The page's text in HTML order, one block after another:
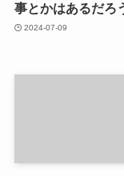
事とかはあるだろ
2024-07-09